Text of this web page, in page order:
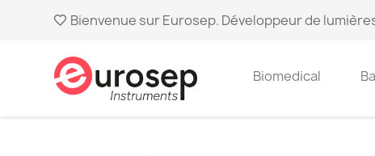
Bienvenue sur Eurosep. Développeur de
Biomedical